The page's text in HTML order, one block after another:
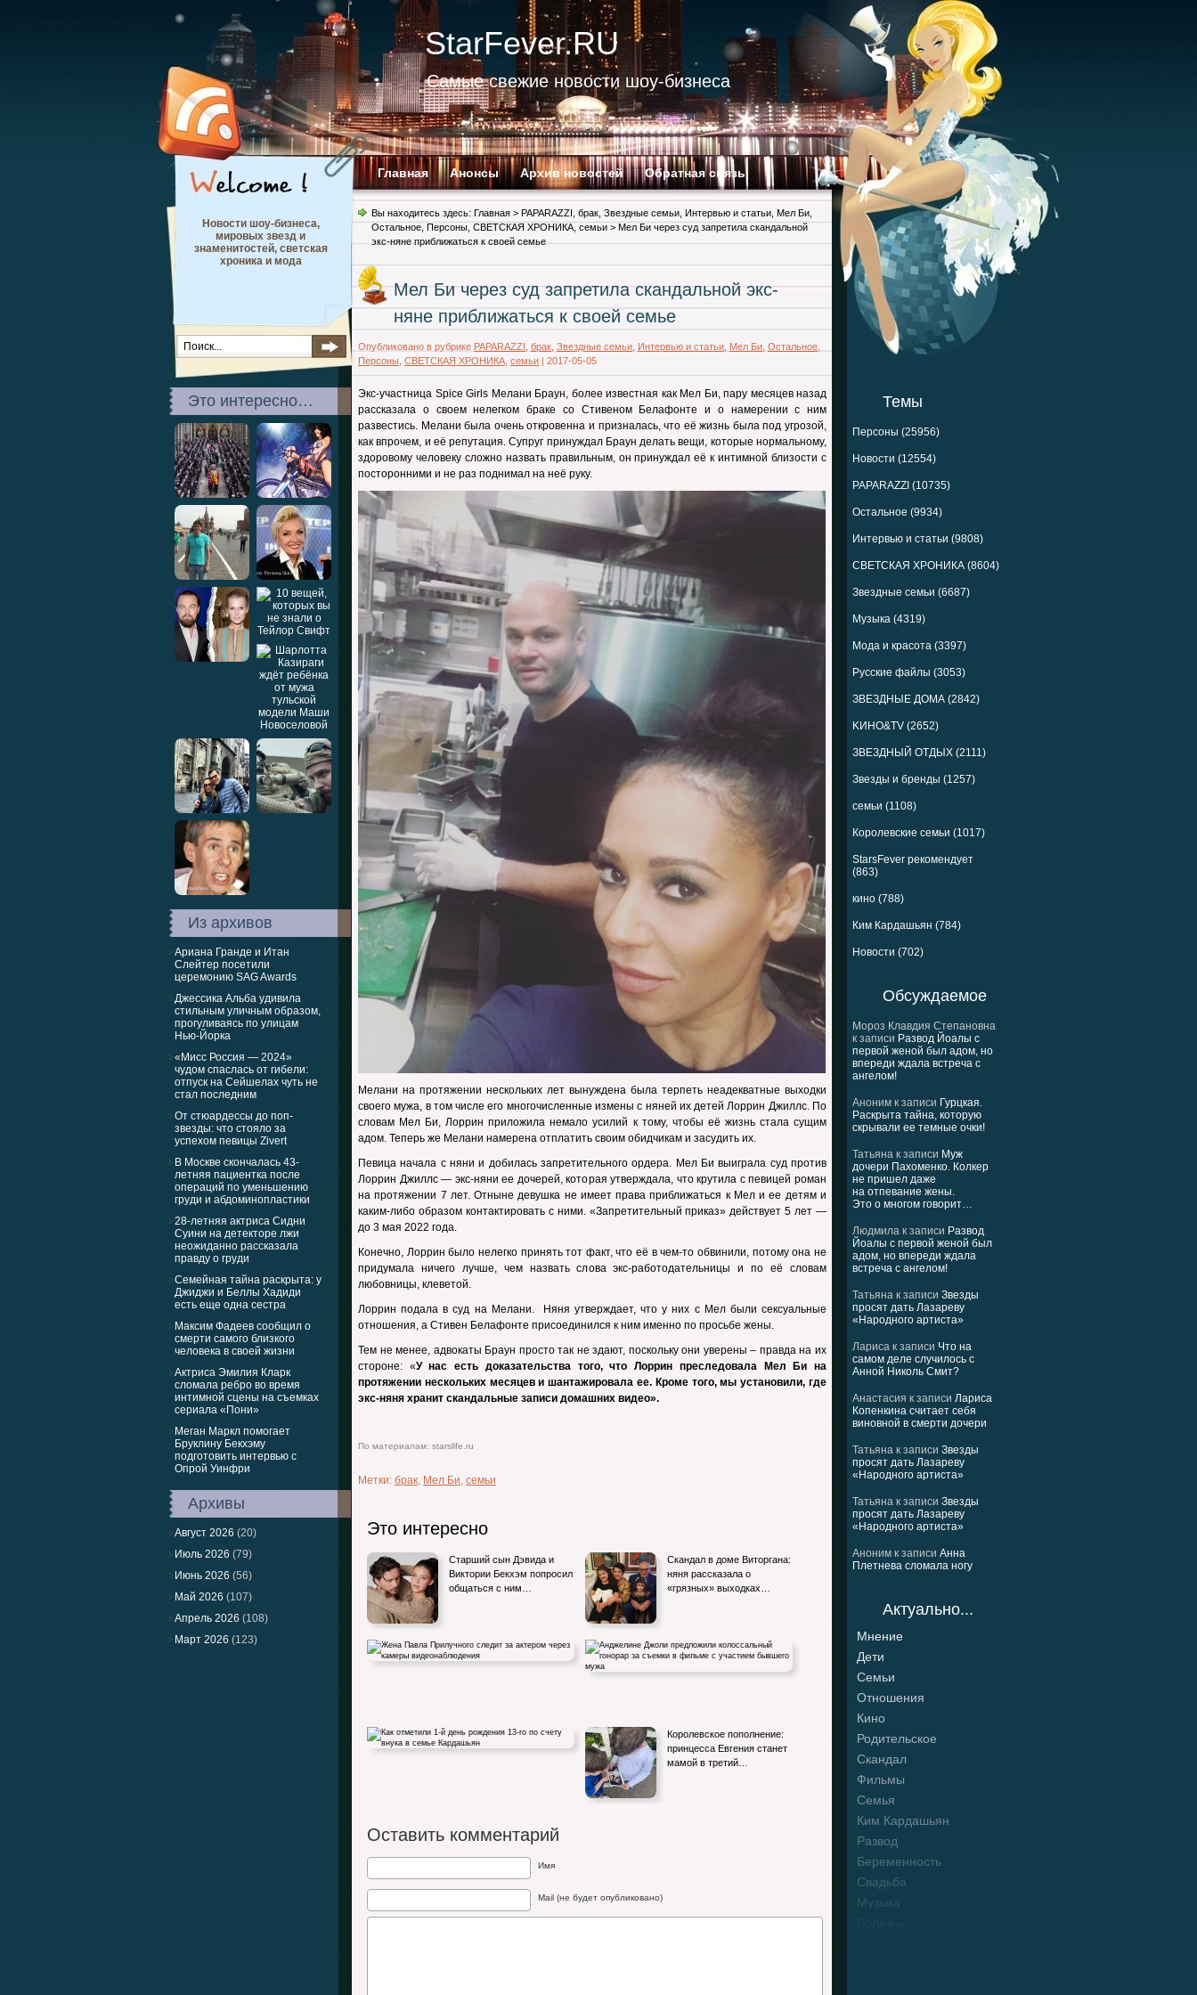
StarFever.RU
Самые свежие новости шоу-бизнеса
Главная Анонсы Архив новостей Обратная связь
Темы
Персоны (25956)
Новости (12554)
PAPARAZZI (10735)
Остальное (9934)
Интервью и статьи (9808)
СВЕТСКАЯ ХРОНИКА (8604)
Звездные семьи (6687)
Музыка (4319)
Мода и красота (3397)
Русские файлы (3053)
ЗВЕЗДНЫЕ ДОМА (2842)
KИНО&TV (2652)
ЗВЕЗДНЫЙ ОТДЫХ (2111)
Звезды и бренды (1257)
семьи (1108)
Королевские семьи (1017)
StarsFever рекомендует
(863)
кино (788)
Ким Кардашьян (784)
Новости (702)
Обсуждаемое
Мороз Клавдия Степановна
к записи Развод Йоалы с
первой женой был адом, но
впереди ждала встреча с
ангелом!
Аноним к записи Гурцкая.
Раскрыта тайна, которую
скрывали ее темные очки!
Татьяна к записи Муж
дочери Пахоменко. Колкер
не пришел даже
на отпевание жены.
Это о многом говорит…
Людмила к записи Развод
Йоалы с первой женой был
адом, но впереди ждала
встреча с ангелом!
Татьяна к записи Звезды
просят дать Лазареву
«Народного артиста»
Лариса к записи Что на
самом деле случилось с
Анной Николь Смит?
Анастасия к записи Лариса
Копенкина считает себя
виновной в смерти дочери
Татьяна к записи Звезды
просят дать Лазареву
«Народного артиста»
Татьяна к записи Звезды
просят дать Лазареву
«Народного артиста»
Аноним к записи Анна
Плетнева сломала ногу
Актуально...
Мнение
Дети
Семьи
Отношения
Кино
Родительское
Скандал
Фильмы
Семья
Ким Кардашьян
Развод
Беременность
Свадьба
Музыка
Новости шоу-бизнеса,
мировых звезд и
знаменитостей, светская
хроника и мода
Это интересно…
Из архивов
Ариана Гранде и Итан
Слейтер посетили
церемонию SAG Awards
Джессика Альба удивила
стильным уличным образом,
прогуливаясь по улицам
Нью-Йорка
«Мисс Россия — 2024»
чудом спаслась от гибели:
отпуск на Сейшелах чуть не
стал последним
От стюардессы до поп-
звезды: что стояло за
успехом певицы Zivert
В Москве скончалась 43-
летняя пациентка после
операций по уменьшению
груди и абдоминопластики
28-летняя актриса Сидни
Суини на детекторе лжи
неожиданно рассказала
правду о груди
Семейная тайна раскрыта: у
Джиджи и Беллы Хадиди
есть еще одна сестра
Максим Фадеев сообщил о
смерти самого близкого
человека в своей жизни
Актриса Эмилия Кларк
сломала ребро во время
интимной сцены на съемках
сериала «Пони»
Меган Маркл помогает
Бруклину Бекхэму
подготовить интервью с
Опрой Уинфри
Архивы
Август 2026 (20)
Июль 2026 (79)
Июнь 2026 (56)
Май 2026 (107)
Апрель 2026 (108)
Март 2026 (123)
Вы находитесь здесь: Главная > PAPARAZZI брак Звездные семьи Интервью и статьи Мел Би
Остальное Персоны СВЕТСКАЯ ХРОНИКА семьи > Мел Би через суд запретила скандальной
экс-няне приближаться к своей семье
Мел Би через суд запретила скандальной экс-
няне приближаться к своей семье
Опубликовано в рубрике PAPARAZZI брак Звездные семьи Интервью и статьи Мел Би Остальное
Персоны СВЕТСКАЯ ХРОНИКА семьи | 2017-05-05
Экс-участница Spice Girls Мелани Браун, более известная как Мел Би, пару месяцев назад
рассказала о своем нелегком браке со Стивеном Белафонте и о намерении с ним
развестись. Мелани была очень откровенна и призналась, что её жизнь была под угрозой,
как впрочем, и её репутация. Супруг принуждал Браун делать вещи, которые нормальному,
здоровому человеку сложно назвать правильным, он принуждал её к интимной близости с
посторонними и не раз поднимал на неё руку.
Мелани на протяжении нескольких лет вынуждена была терпеть неадекватные выходки
своего мужа, в том числе его многочисленные измены с няней их детей Лоррин Джиллс. По
словам Мел Би, Лоррин приложила немало усилий к тому, чтобы её жизнь стала сущим
адом. Теперь же Мелани намерена отплатить своим обидчикам и засудить их.
Певица начала с няни и добилась запретительного ордера. Мел Би выиграла суд против
Лоррин Джиллс — экс-няни ее дочерей, которая утверждала, что крутила с певицей роман
на протяжении 7 лет. Отныне девушка не имеет права приближаться к Мел и ее детям и
каким-либо образом контактировать с ними. «Запретительный приказ» действует 5 лет —
до 3 мая 2022 года.
Конечно, Лоррин было нелегко принять тот факт, что её в чем-то обвинили, потому она не
придумала ничего лучше, чем назвать слова экс-работодательницы и по её словам
любовницы, клеветой.
Лоррин подала в суд на Мелани. Няня утверждает, что у них с Мел были сексуальные
отношения, а Стивен Белафонте присоединился к ним именно по просьбе жены.
Тем не менее, адвокаты Браун просто так не здают, поскольку они уверены – правда на их
стороне: «У нас есть доказательства того, что Лоррин преследовала Мел Би на
протяжении нескольких месяцев и шантажировала ее. Кроме того, мы установили, где
экс-няня хранит скандальные записи домашних видео».
По материалам: starslife.ru
Метки: брак, Мел Би, семьи
Это интересно
Старший сын Дэвида и
Виктории Бекхэм попросил
общаться с ним…
Скандал в доме Виторгана:
няня рассказала о
«грязных» выходках…
Жена Павла Прилучного следит за актером
через камеры…
Анджелине Джоли предложили колоссальный
гонорар за съемки в…
счету внука в семье…
Королевское пополнение:
принцесса Евгения станет
мамой в третий…
Оставить комментарий
Имя
Mail (не будет опубликовано)